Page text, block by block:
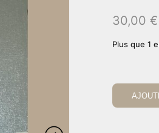
30,00 €
Plus que 1